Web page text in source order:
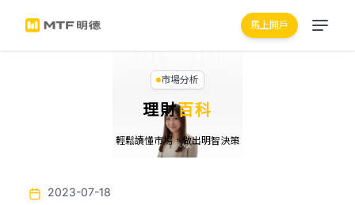
馬上開戶
市場分析
理財百科
輕鬆讀懂市場，做出明智決策
2023-07-18